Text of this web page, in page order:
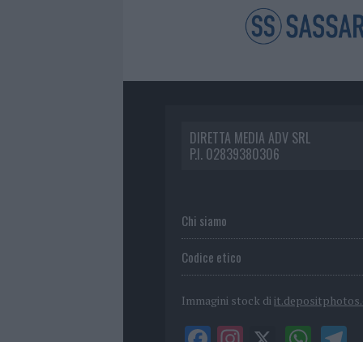
DIRETTA MEDIA ADV SRL
P.I. 02839380306
Chi siamo
Codice etico
Immagini stock di